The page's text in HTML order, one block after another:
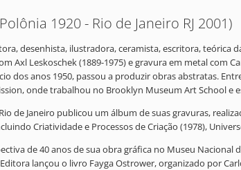
1920 - Rio de Janeiro RJ 2001)
desenhista, ilustradora, ceramista, escritora, teórica
Axl Leskoschek (1889-1975) e gravura em metal com
dos anos 1950, passou a produzir obras abstratas.
onde trabalhou no Brooklyn Museum Art School e
de Janeiro publicou um álbum de suas gravuras,
Criatividade e Processos de Criação (1978),
de 40 anos de sua obra gráfica no Museu Nacional
Editora lançou o livro Fayga Ostrower, organizado por